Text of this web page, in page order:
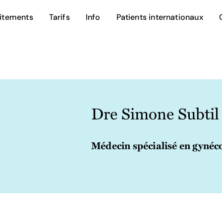
Tarifs Info Patients internationaux
FR
Dre Simone Subtil
Médecin spécialisé en